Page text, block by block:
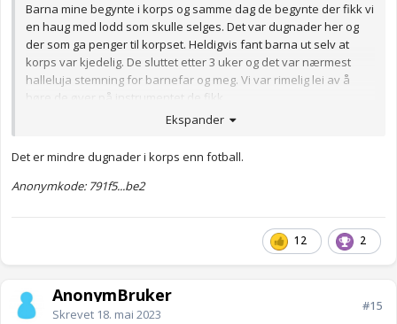
Barna mine begynte i korps og samme dag de begynte der fikk vi
en haug med lodd som skulle selges. Det var dugnader her og
der som ga penger til korpset. Heldigvis fant barna ut selv at
korps var kjedelig. De sluttet etter 3 uker og det var nærmest
halleluja stemning for barnefar og meg. Vi var rimelig lei av å
høre de øver på instrumentet de fikk.
Anonymkode: fce17...1f5
Ekspander
Det er mindre dugnader i korps enn fotball.
Anonymkode: 791f5...be2
12 2
AnonymBruker
Skrevet 18. mai 2023
#15